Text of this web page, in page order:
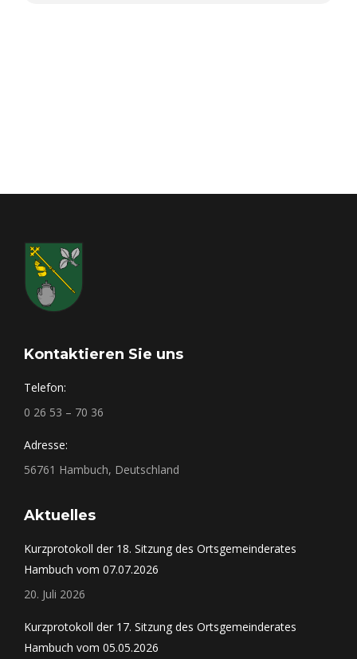
Kontaktieren Sie uns
Telefon:
0 26 53 – 70 36
Adresse:
56761 Hambuch, Deutschland
Aktuelles
Kurzprotokoll der 18. Sitzung des Ortsgemeinderates
Hambuch vom 07.07.2026
20. Juli 2026
Kurzprotokoll der 17. Sitzung des Ortsgemeinderates
Hambuch vom 05.05.2026